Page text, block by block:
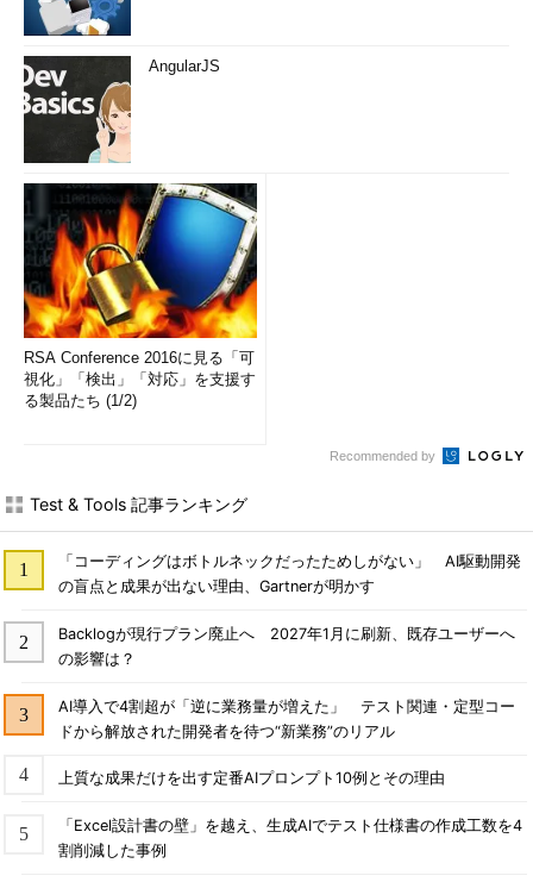
AngularJS
RSA Conference 2016に見る「可
視化」「検出」「対応」を支援す
る製品たち (1/2)
Recommended by
Test & Tools 記事ランキング
「コーディングはボトルネックだったためしがない」 AI駆動開発
の盲点と成果が出ない理由、Gartnerが明かす
Backlogが現行プラン廃止へ 2027年1月に刷新、既存ユーザーへ
の影響は？
AI導入で4割超が「逆に業務量が増えた」 テスト関連・定型コー
ドから解放された開発者を待つ“新業務”のリアル
上質な成果だけを出す定番AIプロンプト10例とその理由
「Excel設計書の壁」を越え、生成AIでテスト仕様書の作成工数を4
割削減した事例